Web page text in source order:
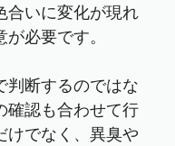
合いに変化が現れ
必要です。
判断するのではな
確認も合わせて行
けでなく、異臭や